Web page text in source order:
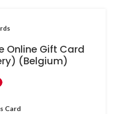
Online Gift Card
(Belgium)
Card